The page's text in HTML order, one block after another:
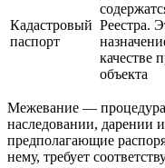
Кадастровый
паспорт
Реестра.
качестве
объекта
Межевание — процедура
наследовании, дарении
предполагающие
нему, требует